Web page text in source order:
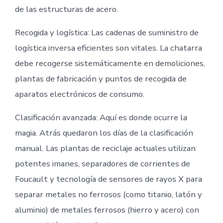
de las estructuras de acero.
Recogida y logística: Las cadenas de suministro de
logística inversa eficientes son vitales. La chatarra
debe recogerse sistemáticamente en demoliciones,
plantas de fabricación y puntos de recogida de
aparatos electrónicos de consumo.
Clasificación avanzada: Aquí es donde ocurre la
magia. Atrás quedaron los días de la clasificación
manual. Las plantas de reciclaje actuales utilizan
potentes imanes, separadores de corrientes de
Foucault y tecnología de sensores de rayos X para
separar metales no ferrosos (como titanio, latón y
aluminio) de metales ferrosos (hierro y acero) con